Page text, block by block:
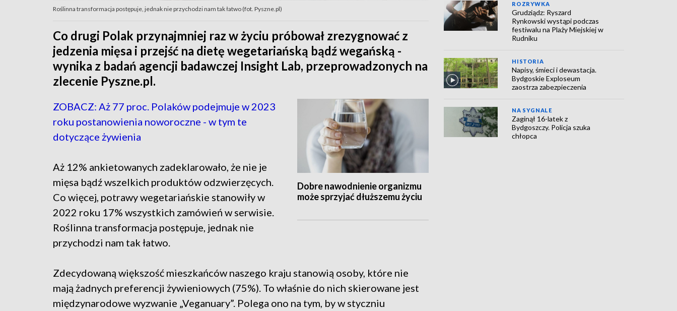
Roślinna transformacja postępuje, jednak nie przychodzi nam tak łatwo (fot. Pyszne.pl)
Co drugi Polak przynajmniej raz w życiu próbował zrezygnować z
jedzenia mięsa i przejść na dietę wegetariańską bądź wegańską -
wynika z badań agencji badawczej Insight Lab, przeprowadzonych na
zlecenie Pyszne.pl.
Dobre nawodnienie organizmu
może sprzyjać dłuższemu życiu
ZOBACZ: Aż 77 proc. Polaków podejmuje w 2023
roku postanowienia noworoczne - w tym te
dotyczące żywienia
Aż 12% ankietowanych zadeklarowało, że nie je
mięsa bądź wszelkich produktów odzwierzęcych.
Co więcej, potrawy wegetariańskie stanowiły w
2022 roku 17% wszystkich zamówień w serwisie.
Roślinna transformacja postępuje, jednak nie
przychodzi nam tak łatwo.
Zdecydowaną większość mieszkańców naszego kraju stanowią osoby, które nie
mają żadnych preferencji żywieniowych (75%). To właśnie do nich skierowane jest
międzynarodowe wyzwanie „Veganuary”. Polega ono na tym, by w styczniu
ROZRYWKA
Grudziądz: Ryszard
Rynkowski wystąpi podczas
festiwalu na Plaży Miejskiej w
Rudniku
HISTORIA
Napisy, śmieci i dewastacja.
Bydgoskie Exploseum
zaostrza zabezpieczenia
NA SYGNALE
Zaginął 16-latek z
Bydgoszczy. Policja szuka
chłopca